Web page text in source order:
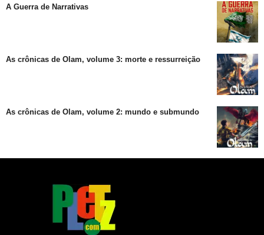
A Guerra de Narrativas
As crônicas de Olam, volume 3: morte e ressurreição
As crônicas de Olam, volume 2: mundo e submundo